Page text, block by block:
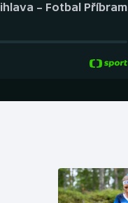
– Fotbal Příbram